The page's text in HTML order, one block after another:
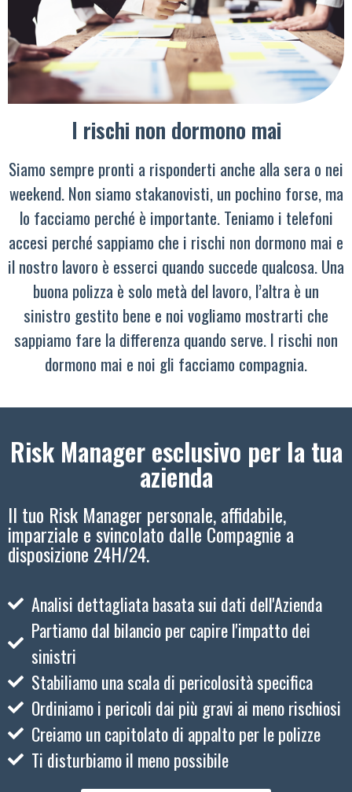
I rischi non dormono mai
Siamo sempre pronti a risponderti anche alla sera o nei
weekend. Non siamo stakanovisti, un pochino forse, ma
lo facciamo perché è importante. Teniamo i telefoni
accesi perché sappiamo che i rischi non dormono mai e
il nostro lavoro è esserci quando succede qualcosa. Una
buona polizza è solo metà del lavoro, l’altra è un
sinistro gestito bene e noi vogliamo mostrarti che
sappiamo fare la differenza quando serve. I rischi non
dormono mai e noi gli facciamo compagnia.
Risk Manager esclusivo per la tua
azienda
Il tuo Risk Manager personale, affidabile,
imparziale e svincolato dalle Compagnie a
disposizione 24H/24.
Analisi dettagliata basata sui dati dell'Azienda
Partiamo dal bilancio per capire l'impatto dei
sinistri
Stabiliamo una scala di pericolosità specifica
Ordiniamo i pericoli dai più gravi ai meno rischiosi
Creiamo un capitolato di appalto per le polizze
Ti disturbiamo il meno possibile